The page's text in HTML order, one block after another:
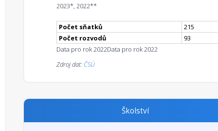
2023*, 2022**
Počet sňatků
215
Počet rozvodů
93
Data pro rok 2022Data pro rok 2022
Zdroj dat: ČSÚ
Školství